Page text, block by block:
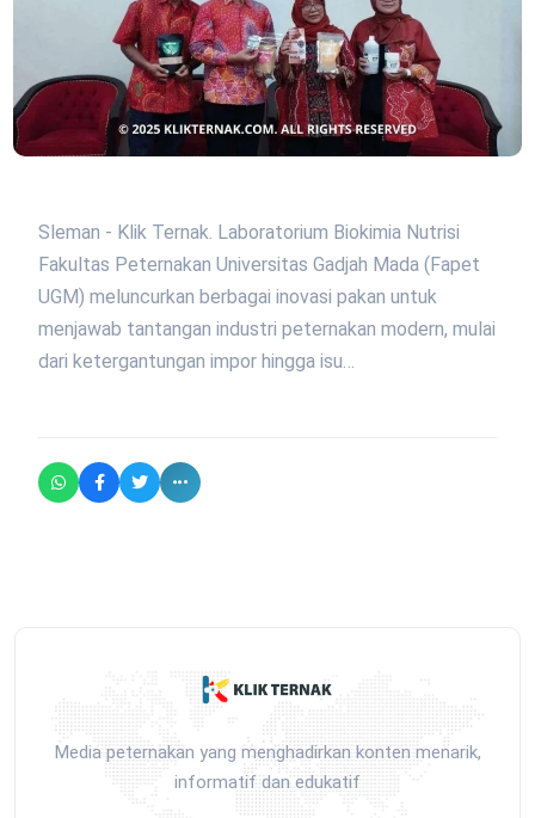
Sleman - Klik Ternak. Laboratorium Biokimia Nutrisi
Fakultas Peternakan Universitas Gadjah Mada (Fapet
UGM) meluncurkan berbagai inovasi pakan untuk
menjawab tantangan industri peternakan modern, mulai
dari ketergantungan impor hingga isu…
Media peternakan yang menghadirkan konten menarik,
informatif dan edukatif